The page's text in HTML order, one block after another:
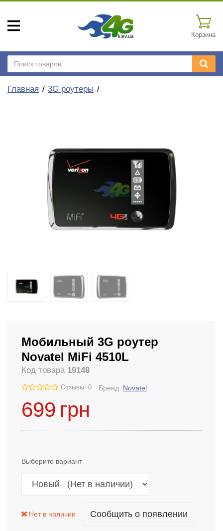
Корзина
Главная 3G роутеры
Мобильный 3G роутер
Novatel MiFi 4510L
Код товара 19148
Отзывы: 0 Бренд: Novatel
699 грн
Выберите вариант
Нет в наличии Сообщить о появлении